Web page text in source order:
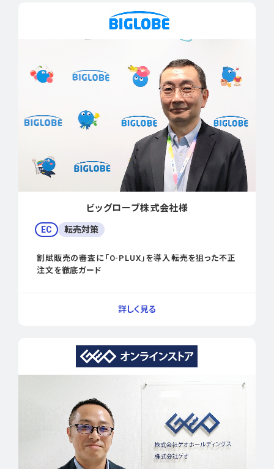
ビッグローブ株式会社様
EC 転売対策
割賦販売の審査に「O-PLUX」を導入――転売を狙った不正
注文を徹底ガード